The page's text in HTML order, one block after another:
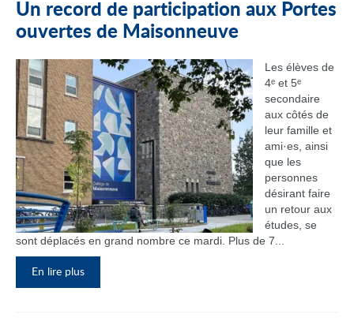
Un record de participation aux Portes
ouvertes de Maisonneuve
Les élèves de
4ᵉ et 5ᵉ
secondaire
aux côtés de
leur famille et
ami·es, ainsi
que les
personnes
désirant faire
un retour aux
études, se
sont déplacés en grand nombre ce mardi. Plus de 7...
En lire plus